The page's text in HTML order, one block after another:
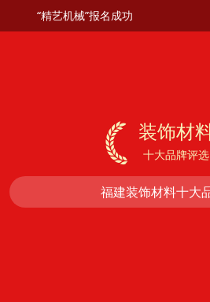
“精艺机械”报名成功
 装饰材
十大品牌评选
福建装饰材料十大